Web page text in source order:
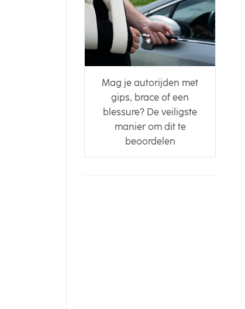
Mag je autorijden met
gips, brace of een
blessure? De veiligste
manier om dit te
beoordelen